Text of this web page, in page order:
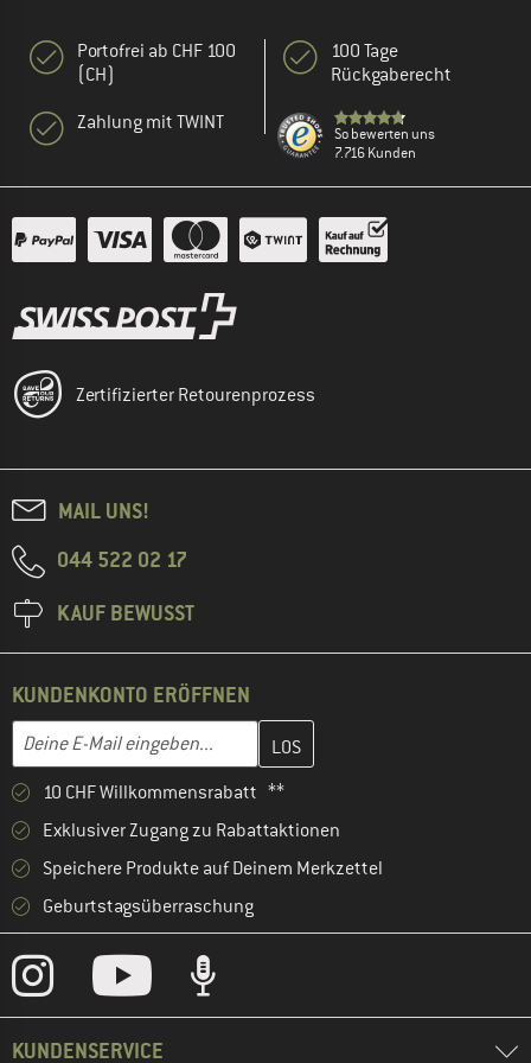
Portofrei ab CHF 100
(CH)
Zahlung mit TWINT
100 Tage
Rückgaberecht
So bewerten uns
7.716 Kunden
Zertifizierter Retourenprozess
MAIL UNS!
044 522 02 17
KAUF BEWUSST
KUNDENKONTO ERÖFFNEN
E-Mail-Adresse
Gib hier deine E-Mail-Adresse ein und erstelle im nächsten
10 CHF Willkommensrabatt **
Exklusiver Zugang zu Rabattaktionen
Speichere Produkte auf Deinem Merkzettel
Geburtstagsüberraschung
KUNDENSERVICE